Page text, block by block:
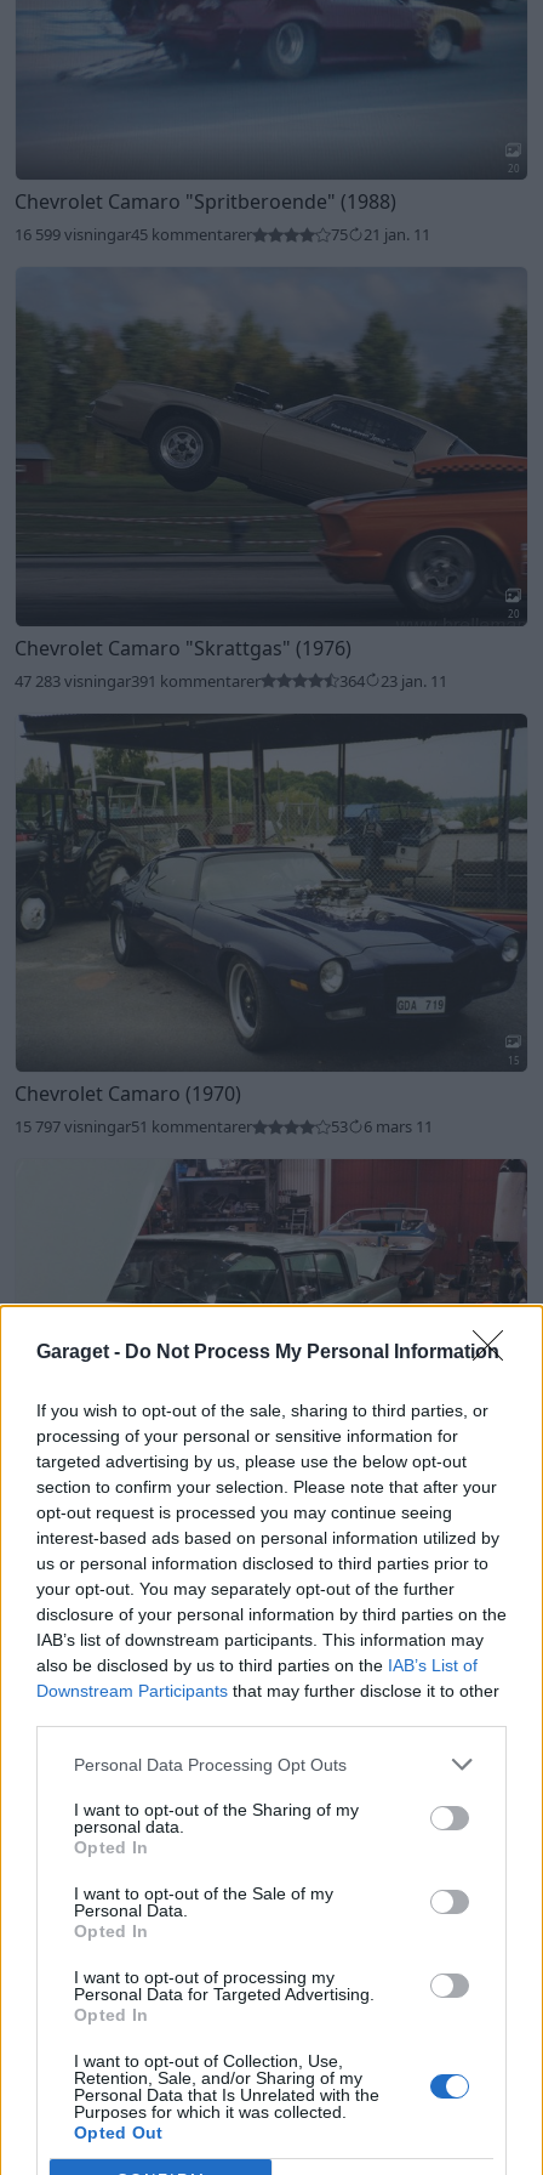
Garaget - Do Not Process My Personal Information
If you wish to opt-out of the sale, sharing to third parties, or
processing of your personal or sensitive information for
targeted advertising by us, please use the below opt-out
section to confirm your selection. Please note that after your
opt-out request is processed you may continue seeing
interest-based ads based on personal information utilized by
us or personal information disclosed to third parties prior to
your opt-out. You may separately opt-out of the further
disclosure of your personal information by third parties on the
IAB’s list of downstream participants. This information may
also be disclosed by us to third parties on the IAB’s List of
Downstream Participants that may further disclose it to other
Personal Data Processing Opt Outs
I want to opt-out of the Sharing of my
personal data.
Opted In
I want to opt-out of the Sale of my
Personal Data.
Opted In
I want to opt-out of processing my
Personal Data for Targeted Advertising.
Opted In
I want to opt-out of Collection, Use,
Retention, Sale, and/or Sharing of my
Personal Data that Is Unrelated with the
Purposes for which it was collected.
Opted Out
20
Chevrolet Camaro "Spritberoende" (1988)
16 599 visningar45 kommentarer 75 21 jan. 11
20
Chevrolet Camaro "Skrattgas" (1976)
47 283 visningar391 kommentarer 364 23 jan. 11
15
Chevrolet Camaro (1970)
15 797 visningar51 kommentarer 53 6 mars 11
Lincoln Capri (1959)
5 256 visningar10 kommentarer 12 21 jan. 11
Rekommenderade bilar
20
Ford T 23"Bad n blown" (1923)
BlownT23
52 743 visningar252 kommentarer
302
Toyota Starlet Glanza V (1996)
37 047 visningar
118 kommentarer
20 7
BMW M535i E28
"Divad-
Motorsport"
(1985)
132 506 visningar975 kommentarer
998
27 mars 17
Volkswagen Golf R Performance